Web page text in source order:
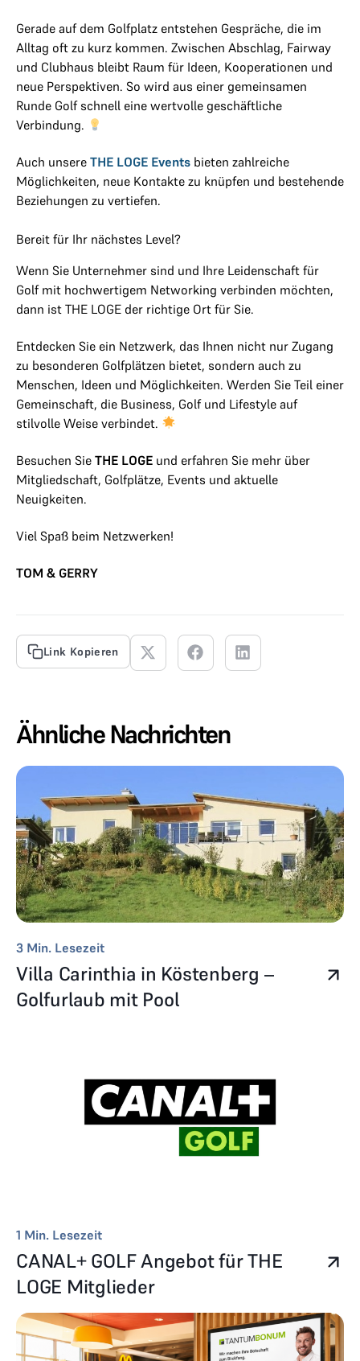
Gerade auf dem Golfplatz entstehen Gespräche, die im
Alltag oft zu kurz kommen. Zwischen Abschlag, Fairway
und Clubhaus bleibt Raum für Ideen, Kooperationen und
neue Perspektiven. So wird aus einer gemeinsamen
Runde Golf schnell eine wertvolle geschäftliche
Verbindung.
Auch unsere THE LOGE Events bieten zahlreiche
Möglichkeiten, neue Kontakte zu knüpfen und bestehende
Beziehungen zu vertiefen.
Bereit für Ihr nächstes Level?
Wenn Sie Unternehmer sind und Ihre Leidenschaft für
Golf mit hochwertigem Networking verbinden möchten,
dann ist THE LOGE der richtige Ort für Sie.
Entdecken Sie ein Netzwerk, das Ihnen nicht nur Zugang
zu besonderen Golfplätzen bietet, sondern auch zu
Menschen, Ideen und Möglichkeiten. Werden Sie Teil einer
Gemeinschaft, die Business, Golf und Lifestyle auf
stilvolle Weise verbindet.
Besuchen Sie THE LOGE und erfahren Sie mehr über
Mitgliedschaft, Golfplätze, Events und aktuelle
Neuigkeiten.
Viel Spaß beim Netzwerken!
TOM & GERRY
Link Kopieren
Ähnliche Nachrichten
3 Min. Lesezeit
Villa Carinthia in Köstenberg –
Golfurlaub mit Pool
1 Min. Lesezeit
CANAL+ GOLF Angebot für THE
LOGE Mitglieder